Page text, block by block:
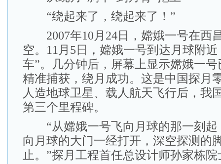
“绕起来了，绕起来了！”
2007年10月24日，嫦娥一号在西
空。11月5日，嫦娥一号到达月球附
车”。几分钟后，屏幕上显示嫦娥一
精准捕获，绕月成功。这是中国探月
人造地球卫星、载人航天飞行后，我
第三个里程碑。
“从嫦娥一号飞向月球的那一刻起
向月球的大门一经打开，深空探测的
止。”探月工程首任总设计师孙家栋